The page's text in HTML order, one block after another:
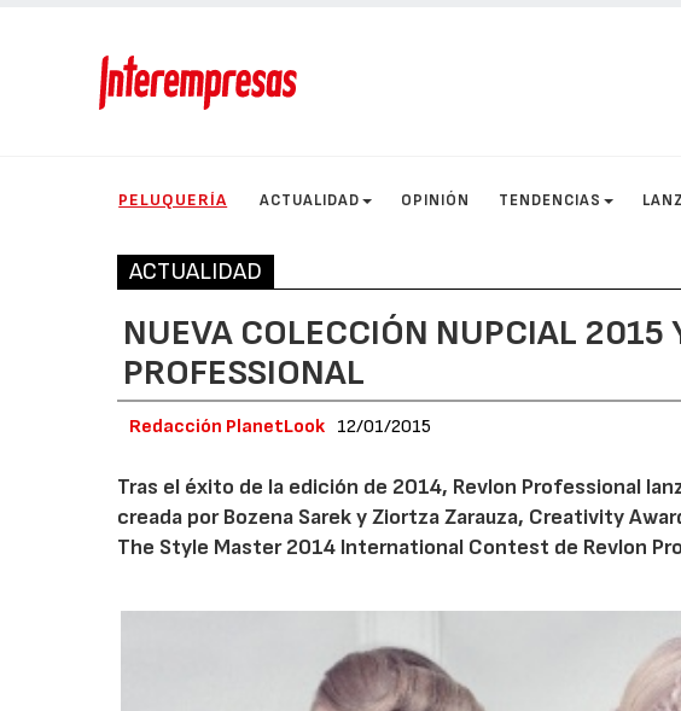
PELUQUERÍA ACTUALIDAD OPINIÓN TENDENCIAS
ACTUALIDAD
NUEVA COLECCIÓN NUPCIAL 2015
PROFESSIONAL
Redacción PlanetLook 12/01/2015
Tras el éxito de la edición de 2014, Revlon Professional
creada por Bozena Sarek y Ziortza Zarauza, Creativity
The Style Master 2014 International Contest de Revlon